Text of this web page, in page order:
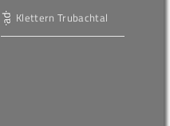
Klettern Trubachtal